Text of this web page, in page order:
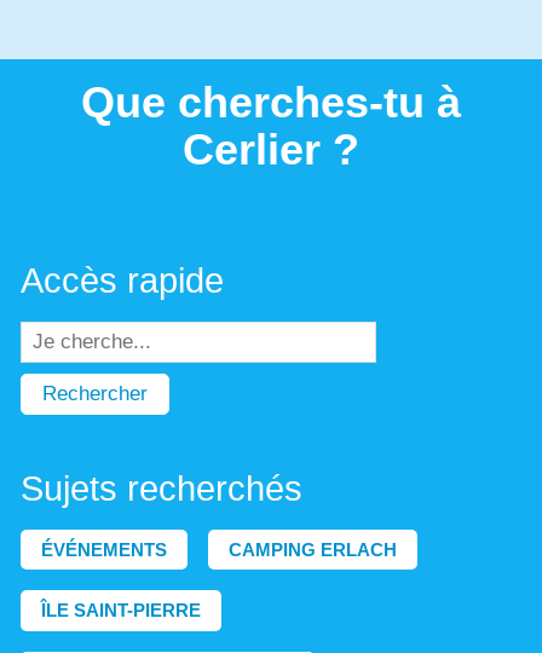
Que cherches-tu à
Cerlier ?
Accès rapide
Rechercher
Sujets recherchés
ÉVÉNEMENTS CAMPING ERLACH
ÎLE SAINT-PIERRE